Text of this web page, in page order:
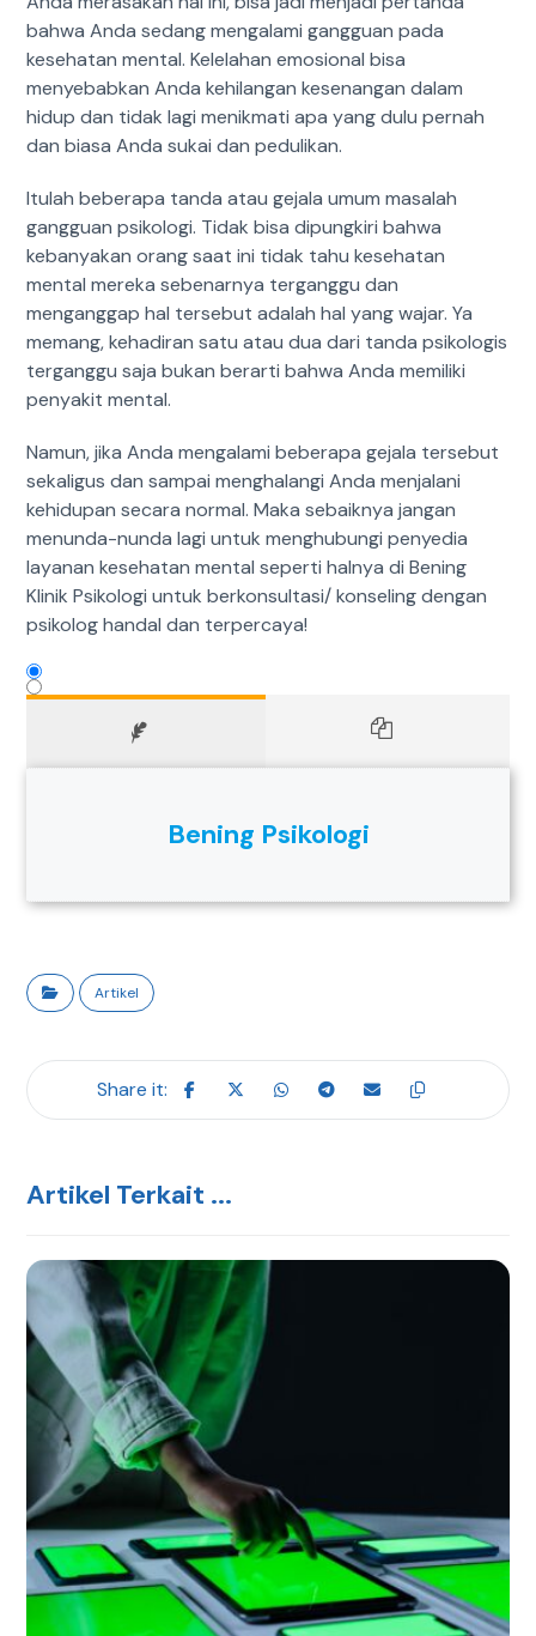
bahwa Anda sedang mengalami gangguan pada
kesehatan mental. Kelelahan emosional bisa
menyebabkan Anda kehilangan kesenangan dalam
hidup dan tidak lagi menikmati apa yang dulu pernah
dan biasa Anda sukai dan pedulikan.
Itulah beberapa tanda atau gejala umum masalah
gangguan psikologi. Tidak bisa dipungkiri bahwa
kebanyakan orang saat ini tidak tahu kesehatan
mental mereka sebenarnya terganggu dan
menganggap hal tersebut adalah hal yang wajar. Ya
memang, kehadiran satu atau dua dari tanda psikologis
terganggu saja bukan berarti bahwa Anda memiliki
penyakit mental.
Namun, jika Anda mengalami beberapa gejala tersebut
sekaligus dan sampai menghalangi Anda menjalani
kehidupan secara normal. Maka sebaiknya jangan
menunda-nunda lagi untuk menghubungi penyedia
layanan kesehatan mental seperti halnya di Bening
Klinik Psikologi untuk berkonsultasi/ konseling dengan
psikolog handal dan terpercaya!
Bening Psikologi
Artikel
Artikel Terkait ...